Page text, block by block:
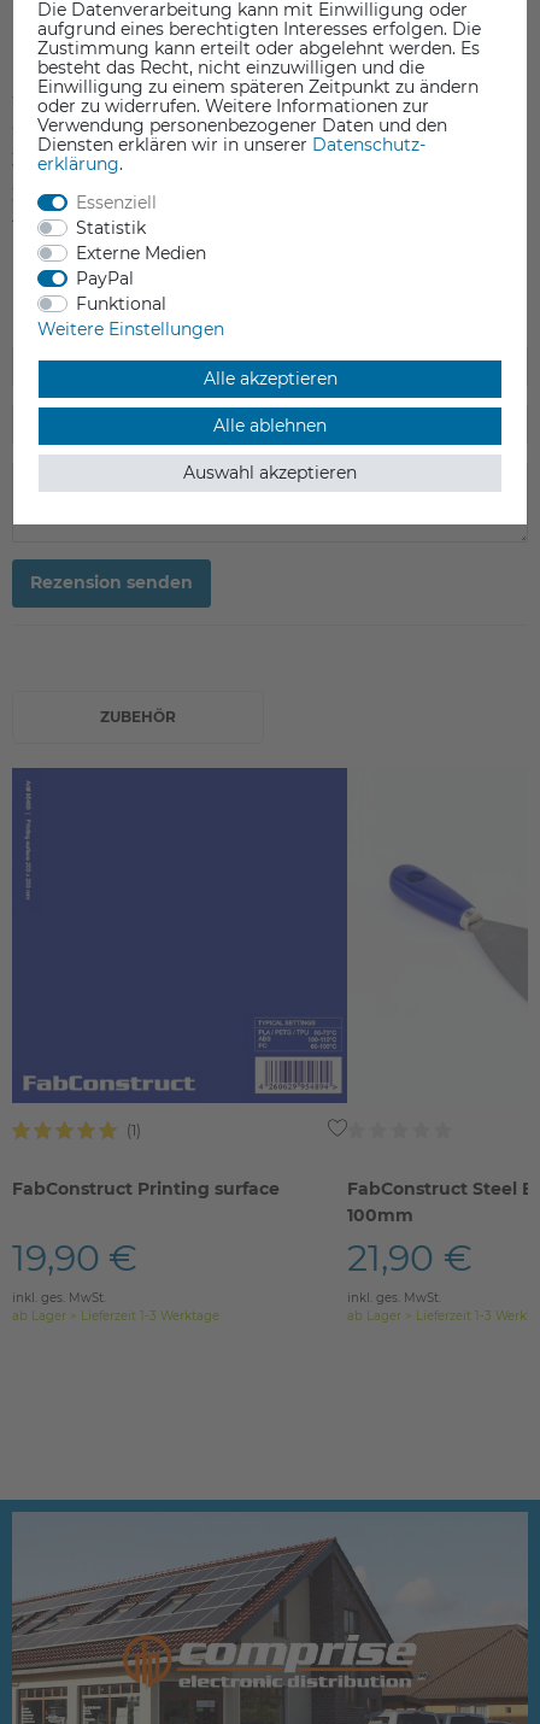
Kundenrezensionen(0)
5
0
4
0
3
2
1
Rezension senden
ZUBEHÖR
FabConstruct Printing surface
19,90 €
inkl. ges. MwSt.
ab Lager > Lieferzeit 1-3 Werktage
FabConstruct Steel
100mm
21,90 €
inkl. ges. MwSt.
ab Lager > Lieferzeit 1-3
Die Datenverarbeitung kann mit Einwilligung oder
aufgrund eines berechtigten Interesses erfolgen. Die
Zustimmung kann erteilt oder abgelehnt werden. Es
besteht das Recht, nicht einzuwilligen und die
Einwilligung zu einem späteren Zeitpunkt zu ändern
oder zu widerrufen. Weitere Informationen zur
Verwendung personenbezogener Daten und den
Diensten erklären wir in unserer Daten­schutz­
erklärung.
Essenziell
Statistik
Externe Medien
PayPal
Funktional
Weitere Einstellungen
Alle akzeptieren
Alle ablehnen
Auswahl akzeptieren